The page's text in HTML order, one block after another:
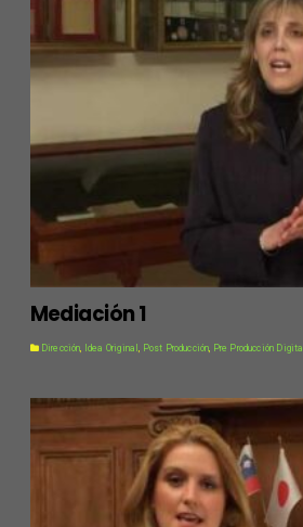
Mediación 1
Dirección, Idea Original, Post Producción, Pre Producción Digital